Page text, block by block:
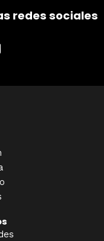
redes sociales